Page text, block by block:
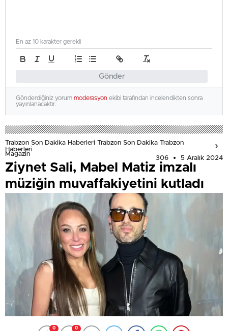
Gönder
En az 10 karakter gerekli
Gönderdiğiniz yorum moderasyon ekibi tarafından incelendikten sonra
yayınlanacaktır.
Trabzon Son Dakika Haberleri Trabzon Son Dakika Trabzon
Haberleri
Magazin
306 5 Aralık 2024
Ziynet Sali, Mabel Matiz imzalı
müziğin muvaffakiyetini kutladı
0 0